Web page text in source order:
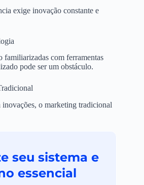
exige inovação constante e
familiarizadas com ferramentas
pode ser um obstáculo.
o marketing tradicional
seu sistema e
essencial